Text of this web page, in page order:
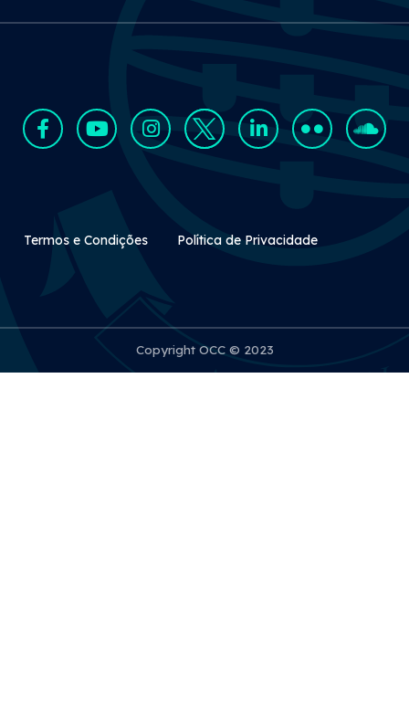
Rodapé Secundário
Termos e Condições Política de Privacidade
Copyright OCC © 2023